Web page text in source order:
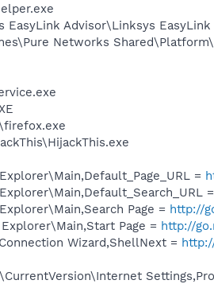
Advisor\Linksys EasyLink
Networks
=
=
Page = http://
Page = http://
Wizard,ShellNext =